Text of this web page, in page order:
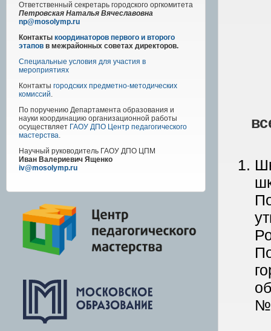
Ответственный секретарь городского оргкомитета
Петровская Наталья Вячеславовна
np@mosolymp.ru
Контакты координаторов первого и второго
этапов в межрайонных советах директоров.
Специальные условия для участия в
мероприятиях
Контакты городских предметно-методических
комиссий.
По поручению Департамента образования и
науки координацию организационной работы
осуществляет ГАОУ ДПО Центр педагогического
мастерства.
Научный руководитель ГАОУ ДПО ЦПМ
Иван Валериевич Ященко
iv@mosolymp.ru
№